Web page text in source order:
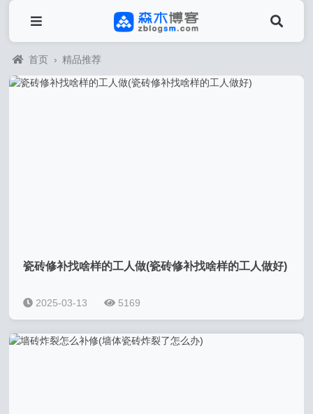
首页 › 精品推荐
瓷砖修补找啥样的工人做(瓷砖修补找啥样的工人做好)
2025-03-13 5169